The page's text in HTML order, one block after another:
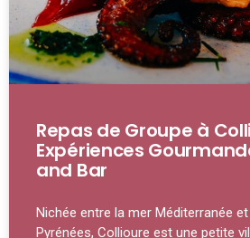
Repas de Groupe à
Expériences
and Bar
Nichée entre la mer Méditerranée
Pyrénées, Collioure est une petite